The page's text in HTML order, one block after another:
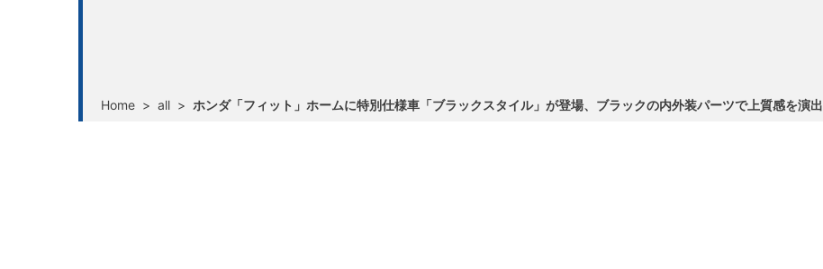
Home > all > ホンダ「フィット」ホームに特別仕様車「ブラックスタイル」が登場、ブラックの内外装パーツで上質感を演出